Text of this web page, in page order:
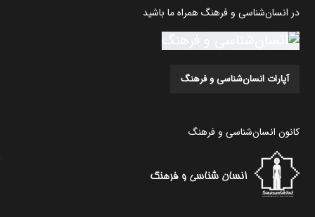
در انسان‌شناسی و فرهنگ همراه ما باشید
آپارات انسان‌شناسی و فرهنگ
کانون انسان‌شناسی و فرهنگ